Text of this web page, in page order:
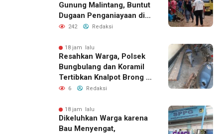
Gunung Malintang, Buntut
Dugaan Penganiayaan di
Dusun Balakka Padang
242 Redaksi
18 jam lalu
Resahkan Warga, Polsek
Bungbulang dan Koramil
Tertibkan Knalpot Brong di
Jalan Raya
6 Redaksi
18 jam lalu
Dikeluhkan Warga karena
Bau Menyengat,